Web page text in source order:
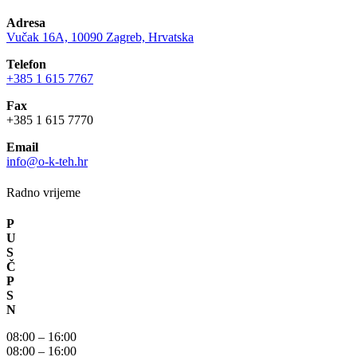
Adresa
Vučak 16A, 10090 Zagreb, Hrvatska
Telefon
+385 1 615 7767
Fax
+385 1 615 7770
Email
info@o-k-teh.hr
Radno vrijeme
P
U
S
Č
P
S
N
08:00 – 16:00
08:00 – 16:00